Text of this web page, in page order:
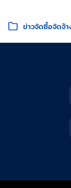
หมวดหมู่:
ข่าวจัดซื้อจัดจ้า